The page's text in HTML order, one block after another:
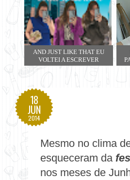
AND JUST LIKE THAT EU
VOLTEI A ESCREVER
18
JUN
2014
Mesmo no clima
esqueceram da
nos meses de